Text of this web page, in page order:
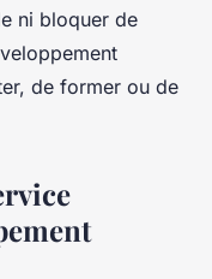
ni bloquer de
de former ou de